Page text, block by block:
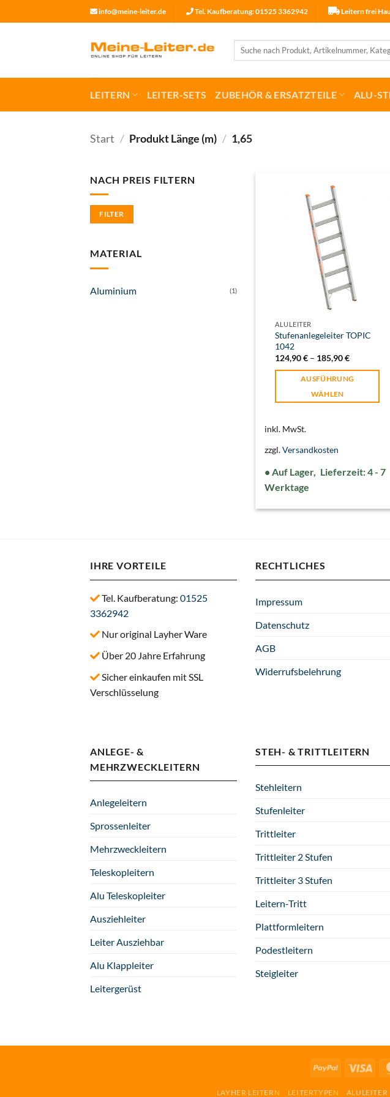
Inhalt
info@meine-leiter.de Tel. Kaufberatung: 01525 3362942 Leitern frei
Suchen
LEITERN LEITER-SETS ZUBEHÖR & ERSATZTEILE ALU-
Start / Produkt Länge (m) / 1,65
NACH PREIS FILTERN
Min.
Preis
Max.
Preis
FILTER
MATERIAL
Aluminium (1)
ALULEITER
Stufenanlegeleiter TOPIC
1042
124,90€ – 185,90€
AUSFÜHRUNG
WÄHLEN
mehrere
Die
Optionen
Produktseite
gewählt
inkl. MwSt.
zzgl.Versandkosten
Lieferzeit:4 - 7
Werktage
IHRE VORTEILE
Tel. Kaufberatung: 01525
3362942
Nur original Layher Ware
Über 20 Jahre Erfahrung
Sicher einkaufen mit SSL
Verschlüsselung
RECHTLICHES
Impressum
Datenschutz
AGB
Widerrufsbelehrung
ANLEGE- &
MEHRZWECKLEITERN
Anlegeleitern
Sprossenleiter
Mehrzweckleitern
Teleskopleitern
Alu Teleskopleiter
Ausziehleiter
Leiter Ausziehbar
Alu Klappleiter
Leitergerüst
STEH- & TRITTLEITERN
Stehleitern
Stufenleiter
Trittleiter
Trittleiter 2 Stufen
Trittleiter 3 Stufen
Leitern-Tritt
Plattformleitern
Podestleitern
Steigleiter
PayPal Visa
LAYHER LEITERN LEITERTYPEN ALULEITER